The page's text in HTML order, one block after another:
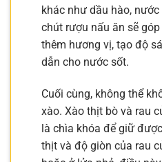
khác như dầu hào,
chút rượu nấu ăn sẽ
thêm hương vị, tạo độ
dẫn cho nước sốt.
Cuối cùng, không thể
xào. Xào thịt bò và rau
là chìa khóa để giữ
thịt và độ giòn của rau